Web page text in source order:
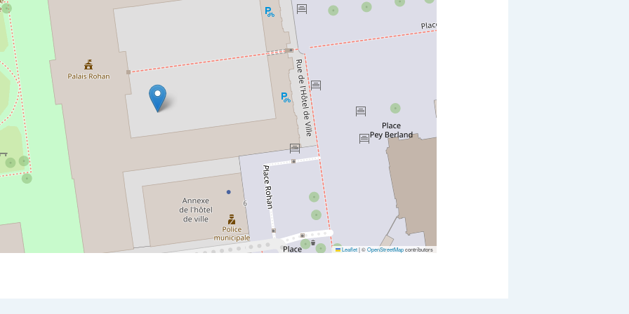
Leaflet|©OpenStreetMapcontributors